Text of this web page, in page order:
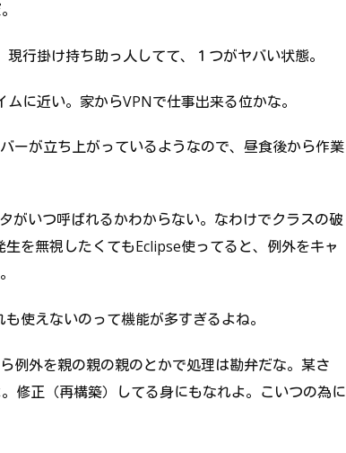
行掛け持ち助っ人してて、１つがヤバい状態。
に近い。家からVPNで仕事出来る位かな。
ーが立ち上がっているようなので、昼食後から作業
がいつ呼ばれるかわからない。なわけでクラスの破
を無視したくてもEclipse使ってると、例外をキャ
使えないのって機能が多すぎるよね。
例外を親の親の親のとかで処理は勘弁だな。某さ
修正（再構築）してる身にもなれよ。こいつの為に